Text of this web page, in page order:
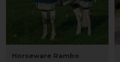
Horseware Rambo